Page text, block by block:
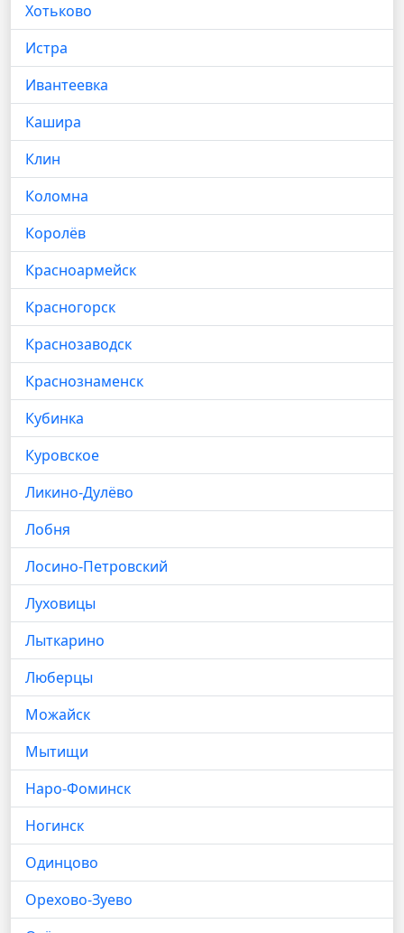
Хотьково
Истра
Ивантеевка
Кашира
Клин
Коломна
Королёв
Красноармейск
Красногорск
Краснозаводск
Краснознаменск
Кубинка
Куровское
Ликино-Дулёво
Лобня
Лосино-Петровский
Луховицы
Лыткарино
Люберцы
Можайск
Мытищи
Наро-Фоминск
Ногинск
Одинцово
Орехово-Зуево